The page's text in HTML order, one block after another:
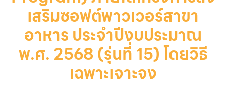
เสริมซอฟต์พาวเวอร์สาขา
อาหาร ประจำปีงบประมาณ
พ.ศ. 2568 (รุ่นที่ 15) โดยวิธี
เฉพาะเจาะจง